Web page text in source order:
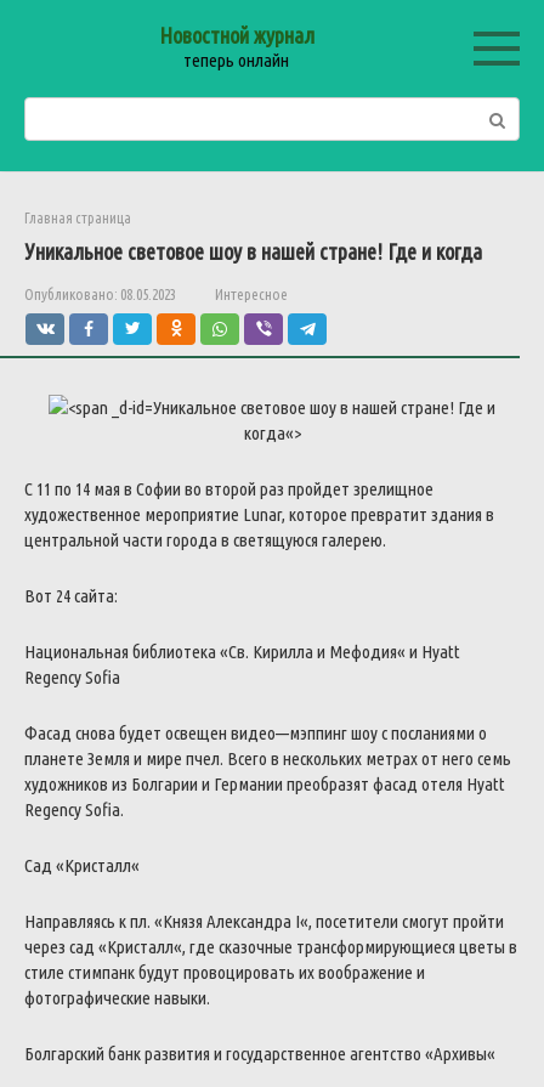
Новостной журнал
теперь онлайн
Главная страница
Уникальное световое шоу в нашей стране! Где и когда
Опубликовано: 08.05.2023 Интересное
Уникальное световое шоув нашей стране! Где и
когда«>
С 11 по 14 мая в Софии во второй раз пройдет зрелищное
художественное мероприятие Lunar, которое превратит здания в
центральной части города в светящуюся галерею.
Вот 24сайта:
Национальная библиотека «Св. Кирилла и Мефодия« и Hyatt
RegencySofia
Фасад снова будет освещен видео—мэппингшоуспосланиями о
планете Земля и мире пчел. Всего в нескольких метрахот него семь
художников из Болгарии и Германии преобразят фасад отеля Hyatt
RegencySofia.
Сад «Кристалл«
Направляясь кпл. «Князя Александра I«, посетители смогут пройти
через сад «Кристалл«, где сказочные трансформирующиеся цветы в
стиле стимпанкбудут провоцировать ихвоображение и
фотографические навыки.
Болгарский банкразвития и государственное агентство «Архивы«